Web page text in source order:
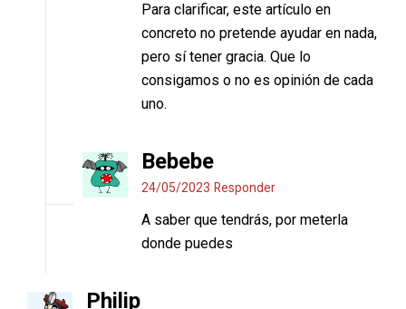
Para clarificar, este artículo en
concreto no pretende ayudar en nada,
pero sí tener gracia. Que lo
consigamos o no es opinión de cada
uno.
Bebebe
24/05/2023 Responder
A saber que tendrás, por meterla
donde puedes
Philip